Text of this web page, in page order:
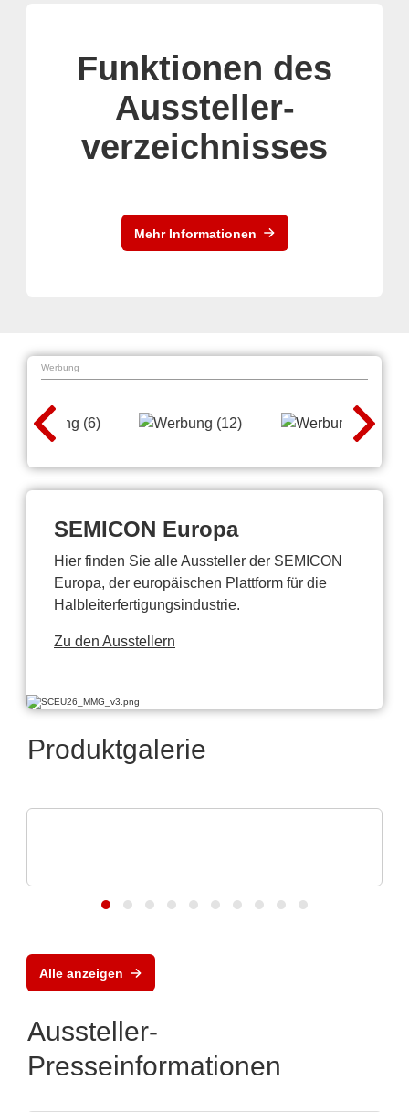
Funktionen des
Aussteller-
verzeichnisses
Mehr Informationen
Werbung
SEMICON Europa
Hier finden Sie alle Aussteller der SEMICON
Europa, der europäischen Plattform für die
Halbleiterfertigungsindustrie.
Zu den Ausstellern
Produktgalerie
Alle anzeigen
Aussteller-
Presseinformationen